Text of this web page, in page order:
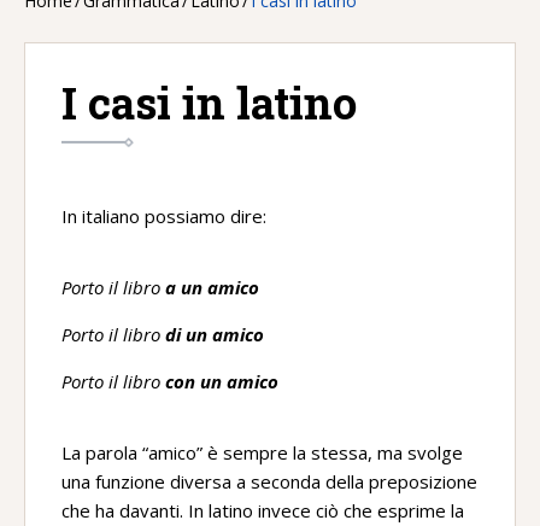
I casi in latino
In italiano possiamo dire:
Porto il libro a un amico
Porto il libro di un amico
Porto il libro con un amico
La parola “amico” è sempre la stessa, ma svolge
una funzione diversa a seconda della preposizione
che ha davanti. In latino invece ciò che esprime la